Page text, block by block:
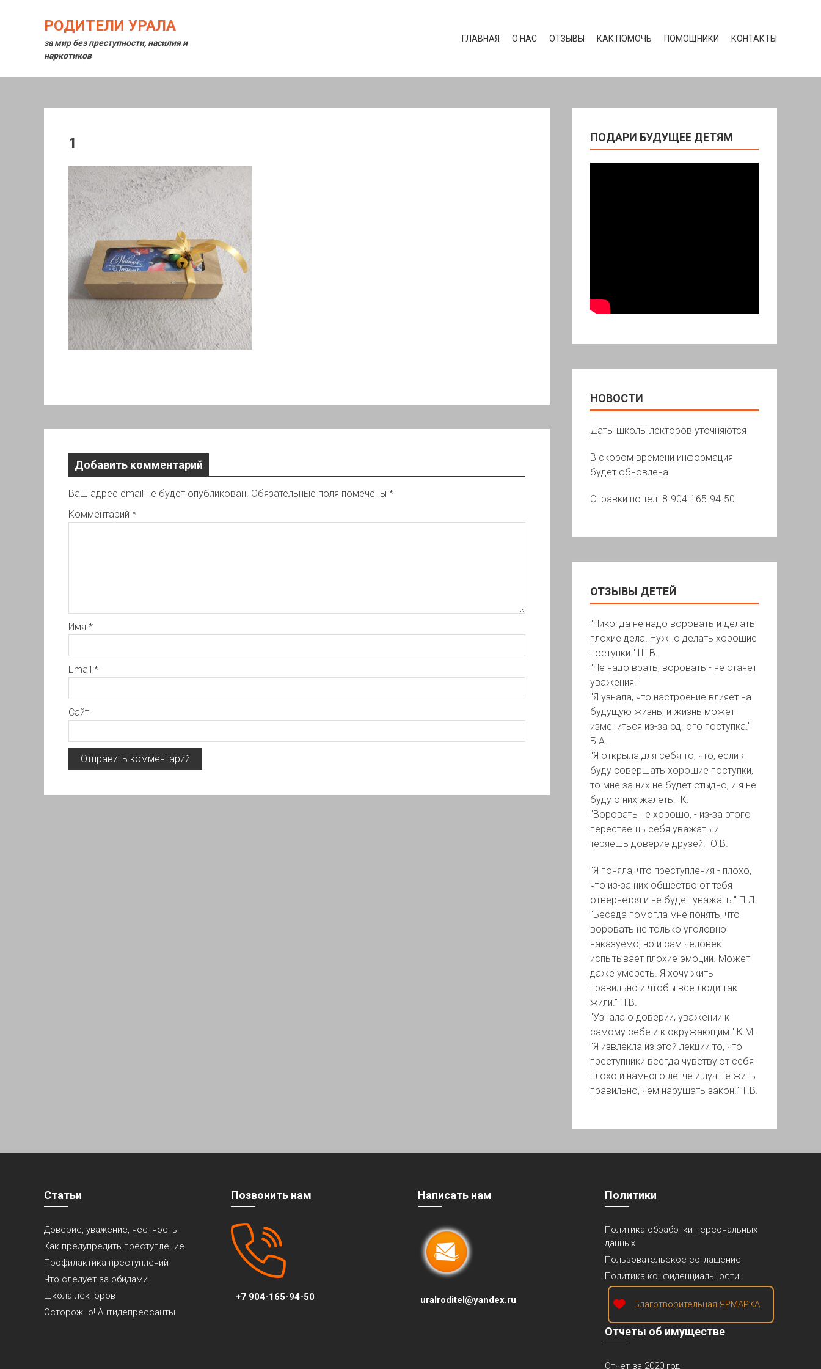
РОДИТЕЛИ УРАЛА
за мир без преступности, насилия и
наркотиков
ГЛАВНАЯ О НАС ОТЗЫВЫ КАК ПОМОЧЬ ПОМОЩНИКИ КОНТАКТЫ
1
Добавить комментарий
Ваш адрес email не будет опубликован. Обязательные поля помечены *
Комментарий *
Имя *
Email *
Сайт
ПОДАРИ БУДУЩЕЕ ДЕТЯМ
НОВОСТИ
Даты школы лекторов уточняются
В скором времени информация
будет обновлена
Справки по тел. 8-904-165-94-50
ОТЗЫВЫ ДЕТЕЙ
"Никогда не надо воровать и делать
плохие дела. Нужно делать хорошие
поступки." Ш.В.
"Не надо врать, воровать - не станет
уважения."
"Я узнала, что настроение влияет на
будущую жизнь, и жизнь может
измениться из-за одного поступка."
Б.А.
"Я открыла для себя то, что, если я
буду совершать хорошие поступки,
то мне за них не будет стыдно, и я не
буду о них жалеть." К.
"Воровать не хорошо, - из-за этого
перестаешь себя уважать и
теряешь доверие друзей." О.В.
"Я поняла, что преступления - плохо,
что из-за них общество от тебя
отвернется и не будет уважать." П.Л.
"Беседа помогла мне понять, что
воровать не только уголовно
наказуемо, но и сам человек
испытывает плохие эмоции. Может
даже умереть. Я хочу жить
правильно и чтобы все люди так
жили." П.В.
"Узнала о доверии, уважении к
самому себе и к окружающим." К.М.
"Я извлекла из этой лекции то, что
преступники всегда чувствуют себя
плохо и намного легче и лучше жить
правильно, чем нарушать закон." Т.В.
Статьи
Доверие, уважение, честность
Как предупредить преступление
Профилактика преступлений
Что следует за обидами
Школа лекторов
Осторожно! Антидепрессанты
Позвонить нам
+7 904-165-94-50
Написать нам
uralroditel@yandex.ru
Политики
Политика обработки персональных
данных
Пользовательское соглашение
Политика конфиденциальности
Благотворительная ЯРМАРКА
Отчеты об имуществе
Отчет за 2020 год